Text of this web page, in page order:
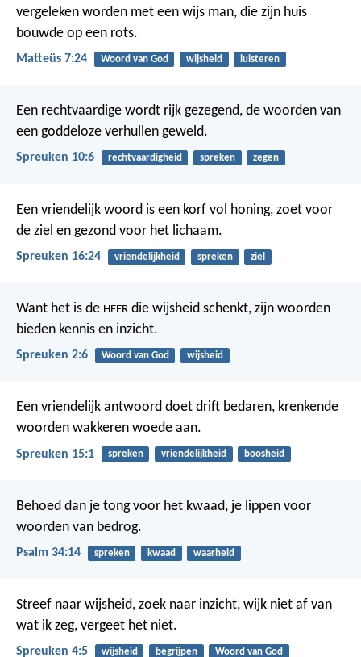
vergeleken worden met een wijs man, die zijn huis
bouwde op een rots.
Matteüs 7:24 Woord van God wijsheid luisteren
Een rechtvaardige wordt rijk gezegend, de woorden van
een goddeloze verhullen geweld.
Spreuken 10:6 rechtvaardigheid spreken zegen
Een vriendelijk woord is een korf vol honing, zoet voor
de ziel en gezond voor het lichaam.
Spreuken 16:24 vriendelijkheid spreken ziel
Want het is de HEER die wijsheid schenkt, zijn woorden
bieden kennis en inzicht.
Spreuken 2:6 Woord van God wijsheid
Een vriendelijk antwoord doet drift bedaren, krenkende
woorden wakkeren woede aan.
Spreuken 15:1 spreken vriendelijkheid boosheid
Behoed dan je tong voor het kwaad, je lippen voor
woorden van bedrog.
Psalm 34:14 spreken kwaad waarheid
Streef naar wijsheid, zoek naar inzicht, wijk niet af van
wat ik zeg, vergeet het niet.
Spreuken 4:5 wijsheid begrijpen Woord van God